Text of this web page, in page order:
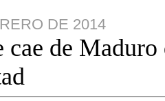
DE 2014
cae de